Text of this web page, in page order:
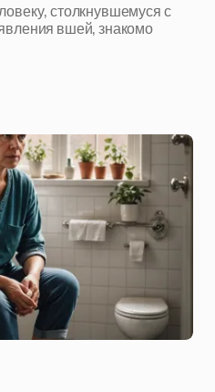
столкнувшемуся с
вшей, знакомо